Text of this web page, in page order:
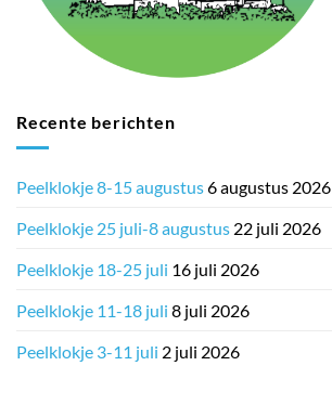
Recente berichten
Peelklokje 8-15 augustus6 augustus 2026
Peelklokje 25 juli-8 augustus 22 juli 2026
Peelklokje 18-25 juli 16 juli 2026
Peelklokje 11-18 juli 8 juli 2026
Peelklokje 3-11 juli 2 juli 2026